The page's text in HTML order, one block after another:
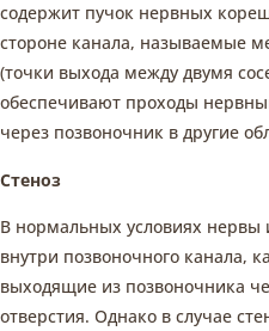
содержит пучок нервных
стороне канала, называемые
(точки выхода между двумя
обеспечивают проходы
через позвоночник в другие
Стеноз
В нормальных условиях нервы
внутри позвоночного канала,
выходящие из позвоночника
отверстия. Однако в случае